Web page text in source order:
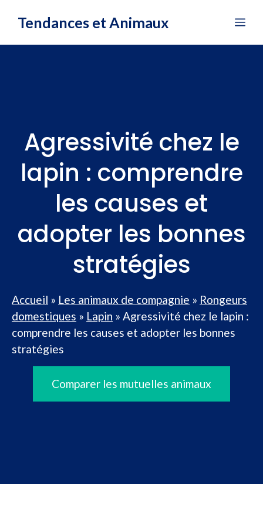
Tendances et Animaux
Agressivité chez le
lapin : comprendre
les causes et
adopter les bonnes
stratégies
Accueil » Les animaux de compagnie » Rongeurs
domestiques » Lapin » Agressivité chez le lapin :
comprendre les causes et adopter les bonnes
stratégies
Comparer les mutuelles animaux